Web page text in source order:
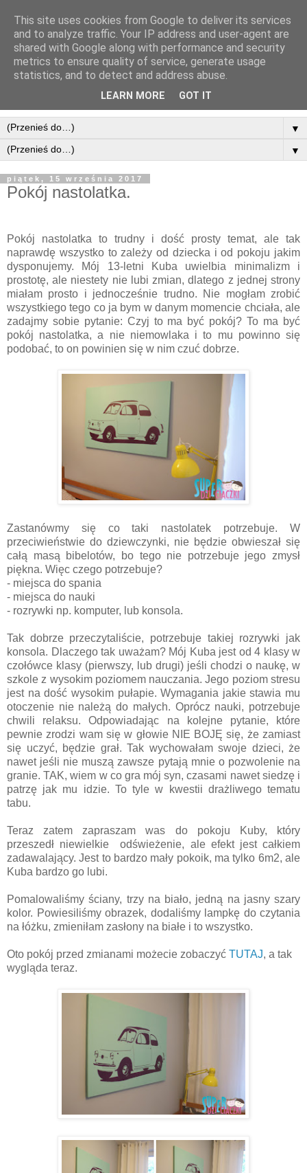
▼
▼
piątek, 15 września 2017
Pokój nastolatka.
Pokój nastolatka to trudny i dość prosty temat, ale tak
naprawdę wszystko to zależy od dziecka i od pokoju jakim
dysponujemy. Mój 13-letni Kuba uwielbia minimalizm i
prostotę, ale niestety nie lubi zmian, dlatego z jednej strony
miałam prosto i jednocześnie trudno. Nie mogłam zrobić
wszystkiego tego co ja bym w danym momencie chciała, ale
zadajmy sobie pytanie: Czyj to ma być pokój? To ma być
pokój nastolatka, a nie niemowlaka i to mu powinno się
podobać, to on powinien się w nim czuć dobrze.
Zastanówmy się co taki nastolatek potrzebuje. W
przeciwieństwie do dziewczynki, nie będzie obwieszał się
całą masą bibelotów, bo tego nie potrzebuje jego zmysł
piękna. Więc czego potrzebuje?
- miejsca do spania
- miejsca do nauki
- rozrywki np. komputer, lub konsola.
Tak dobrze przeczytaliście, potrzebuje takiej rozrywki jak
konsola. Dlaczego tak uważam? Mój Kuba jest od 4 klasy w
czołówce klasy (pierwszy, lub drugi) jeśli chodzi o naukę, w
szkole z wysokim poziomem nauczania. Jego poziom stresu
jest na dość wysokim pułapie. Wymagania jakie stawia mu
otoczenie nie należą do małych. Oprócz nauki, potrzebuje
chwili relaksu. Odpowiadając na kolejne pytanie, które
pewnie zrodzi wam się w głowie NIE BOJĘ się, że zamiast
się uczyć, będzie grał. Tak wychowałam swoje dzieci, że
nawet jeśli nie muszą zawsze pytają mnie o pozwolenie na
granie. TAK, wiem w co gra mój syn, czasami nawet siedzę i
patrzę jak mu idzie. To tyle w kwestii drażliwego tematu
tabu.
Teraz zatem zapraszam was do pokoju Kuby, który
przeszedł niewielkie odświeżenie, ale efekt jest całkiem
zadawalający. Jest to bardzo mały pokoik, ma tylko 6m2, ale
Kuba bardzo go lubi.
Pomalowaliśmy ściany, trzy na biało, jedną na jasny szary
kolor. Powiesiliśmy obrazek, dodaliśmy lampkę do czytania
na łóżku, zmieniłam zasłony na białe i to wszystko.
Oto pokój przed zmianami możecie zobaczyć TUTAJ, a tak
wygląda teraz.
This site uses cookies from Google to deliver its services
and to analyze traffic. Your IP address and user-agent are
shared with Google along with performance and security
metrics to ensure quality of service, generate usage
statistics, and to detect and address abuse.
LEARN MORE GOT IT